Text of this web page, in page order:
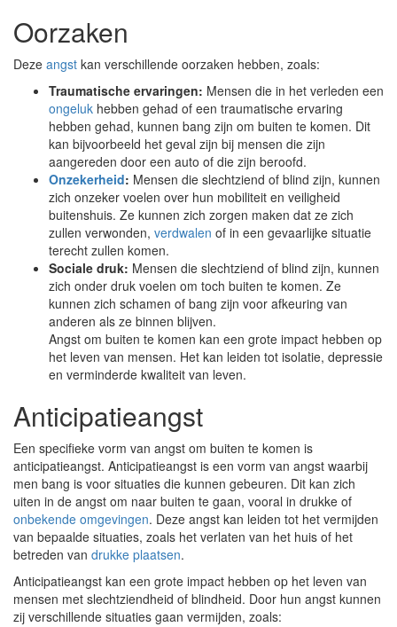
Oorzaken
Deze angst kan verschillende oorzaken hebben, zoals:
Traumatische ervaringen: Mensen die in het verleden een
ongeluk hebben gehad of een traumatische ervaring
hebben gehad, kunnen bang zijn om buiten te komen. Dit
kan bijvoorbeeld het geval zijn bij mensen die zijn
aangereden door een auto of die zijn beroofd.
Onzekerheid: Mensen die slechtziend of blind zijn, kunnen
zich onzeker voelen over hun mobiliteit en veiligheid
buitenshuis. Ze kunnen zich zorgen maken dat ze zich
zullen verwonden, verdwalen of in een gevaarlijke situatie
terecht zullen komen.
Sociale druk: Mensen die slechtziend of blind zijn, kunnen
zich onder druk voelen om toch buiten te komen. Ze
kunnen zich schamen of bang zijn voor afkeuring van
anderen als ze binnen blijven.
Angst om buiten te komen kan een grote impact hebben op
het leven van mensen. Het kan leiden tot isolatie, depressie
en verminderde kwaliteit van leven.
Anticipatieangst
Een specifieke vorm van angst om buiten te komen is
anticipatieangst. Anticipatieangst is een vorm van angst waarbij
men bang is voor situaties die kunnen gebeuren. Dit kan zich
uiten in de angst om naar buiten te gaan, vooral in drukke of
onbekende omgevingen. Deze angst kan leiden tot het vermijden
van bepaalde situaties, zoals het verlaten van het huis of het
betreden van drukke plaatsen.
Anticipatieangst kan een grote impact hebben op het leven van
mensen met slechtziendheid of blindheid. Door hun angst kunnen
zij verschillende situaties gaan vermijden, zoals: